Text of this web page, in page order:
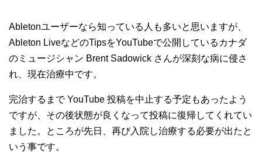
Abletonユーザーなら知っている人も多いと思いますが、
Ableton LiveなどのTipsをYouTubeで公開しているカナダ
のミュージシャン Brent Sadowick さんが深刻な病に侵さ
れ、現在治療中です。
完治するまで YouTube 投稿を中止する予定もあったよう
ですが、その後状態が良くなって投稿に復帰してくれてい
ました。ところが先日、再び入院し治療する必要が出たと
いう事です。